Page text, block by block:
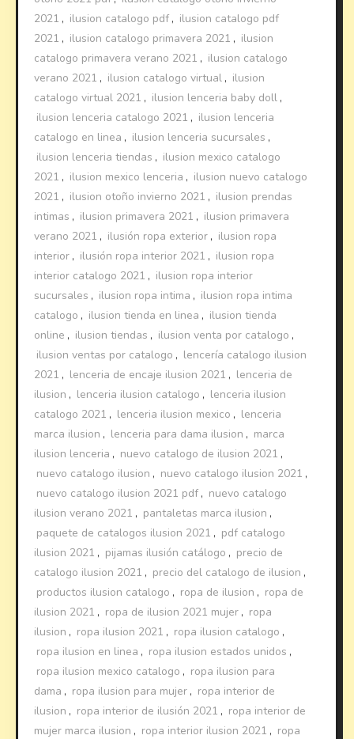
2021 , ilusion catalogo pdf , ilusion catalogo pdf
2021 , ilusion catalogo primavera 2021 , ilusion
catalogo primavera verano 2021 , ilusion catalogo
verano 2021 , ilusion catalogo virtual , ilusion
catalogo virtual 2021 , ilusion lenceria baby doll ,
ilusion lenceria catalogo 2021 , ilusion lenceria
catalogo en linea , ilusion lenceria sucursales ,
ilusion lenceria tiendas , ilusion mexico catalogo
2021 , ilusion mexico lenceria , ilusion nuevo catalogo
2021 , ilusion otoño invierno 2021 , ilusion prendas
intimas , ilusion primavera 2021 , ilusion primavera
verano 2021 , ilusión ropa exterior , ilusion ropa
interior , ilusión ropa interior 2021 , ilusion ropa
interior catalogo 2021 , ilusion ropa interior
sucursales , ilusion ropa intima , ilusion ropa intima
catalogo , ilusion tienda en linea , ilusion tienda
online , ilusion tiendas , ilusion venta por catalogo ,
ilusion ventas por catalogo , lencería catalogo ilusion
2021 , lenceria de encaje ilusion 2021 , lenceria de
ilusion , lenceria ilusion catalogo , lenceria ilusion
catalogo 2021 , lenceria ilusion mexico , lenceria
marca ilusion , lenceria para dama ilusion , marca
ilusion lenceria , nuevo catalogo de ilusion 2021 ,
nuevo catalogo ilusion , nuevo catalogo ilusion 2021 ,
nuevo catalogo ilusion 2021 pdf , nuevo catalogo
ilusion verano 2021 , pantaletas marca ilusion ,
paquete de catalogos ilusion 2021 , pdf catalogo
ilusion 2021 , pijamas ilusión catálogo , precio de
catalogo ilusion 2021 , precio del catalogo de ilusion ,
productos ilusion catalogo , ropa de ilusion , ropa de
ilusion 2021 , ropa de ilusion 2021 mujer , ropa
ilusion , ropa ilusion 2021 , ropa ilusion catalogo ,
ropa ilusion en linea , ropa ilusion estados unidos ,
ropa ilusion mexico catalogo , ropa ilusion para
dama , ropa ilusion para mujer , ropa interior de
ilusion , ropa interior de ilusión 2021 , ropa interior de
mujer marca ilusion , ropa interior ilusion 2021 , ropa